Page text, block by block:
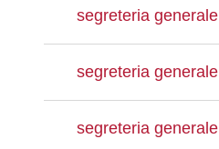
segreteria generale
segreteria generale
segreteria generale